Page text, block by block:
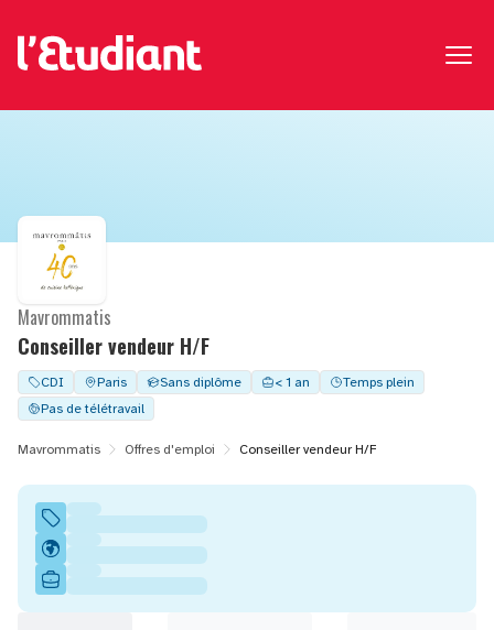
Conseiller vendeur H/F
Mavrommatis
CDI Paris Sans diplôme < 1 an
Temps plein
Pas de télétravail
Mavrommatis Offres d'emploi Conseiller vendeur H/F